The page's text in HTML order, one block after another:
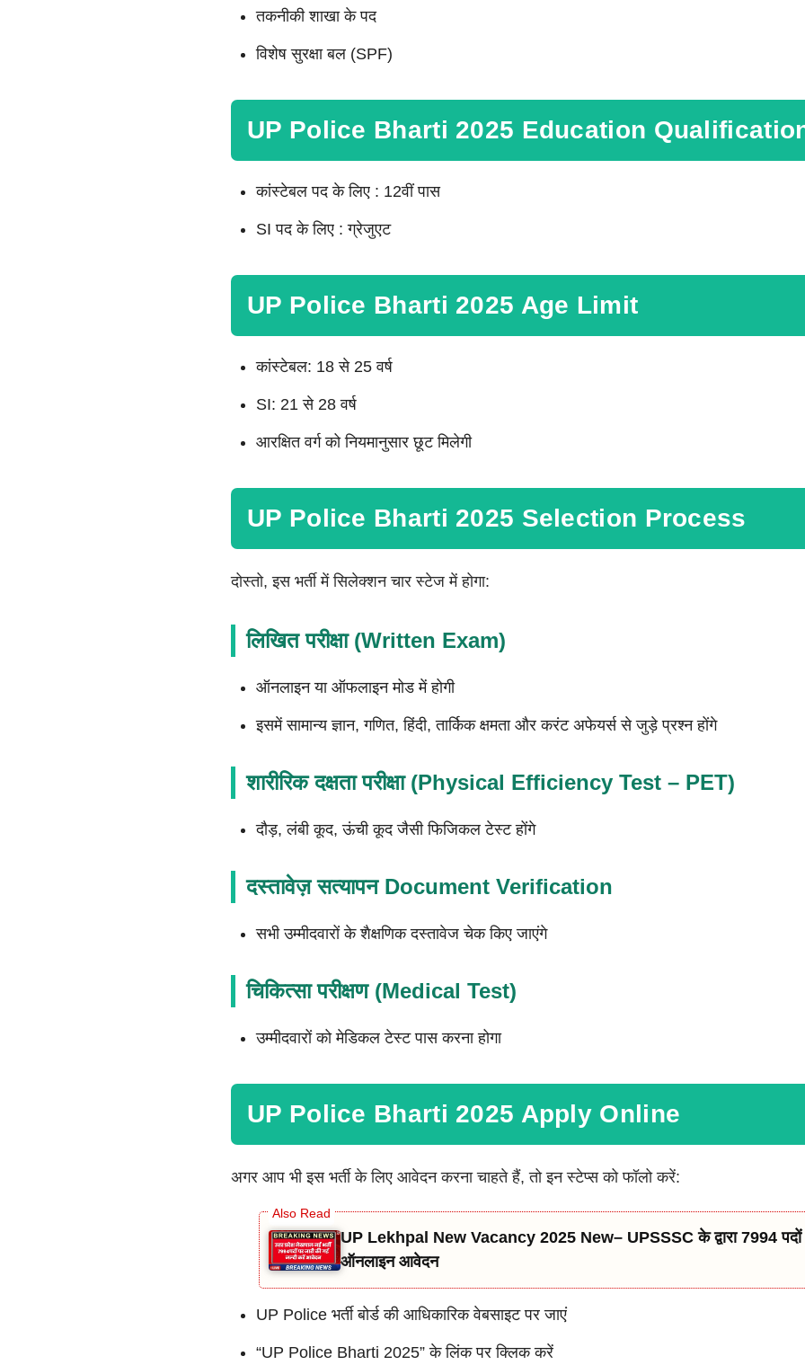
तकनीकी शाखा के पद
विशेष सुरक्षा बल (SPF)
UP Police Bharti 2025 Education
कांस्टेबल पद के लिए : 12वीं पास
SI पद के लिए : ग्रेजुएट
UP Police Bharti 2025 Age Limit
कांस्टेबल: 18 से 25 वर्ष
SI: 21 से 28 वर्ष
आरक्षित वर्ग को नियमानुसार छूट मिलेगी
UP Police Bharti 2025 Selection Process
दोस्तो, इस भर्ती में सिलेक्शन चार स्टेज में होगा:
लिखित परीक्षा (Written Exam)
ऑनलाइन या ऑफलाइन मोड में होगी
इसमें सामान्य ज्ञान, गणित, हिंदी, तार्किक क्षमता और करंट अफेयर्स से जुड़े प्रश्न होंगे
शारीरिक दक्षता परीक्षा (Physical Efficiency Test – PET)
दौड़, लंबी कूद, ऊंची कूद जैसी फिजिकल टेस्ट होंगे
दस्तावेज़ सत्यापन Document Verification
सभी उम्मीदवारों के शैक्षणिक दस्तावेज चेक किए जाएंगे
चिकित्सा परीक्षण (Medical Test)
उम्मीदवारों को मेडिकल टेस्ट पास करना होगा
UP Police Bharti 2025 Apply Online
अगर आप भी इस भर्ती के लिए आवेदन करना चाहते हैं, तो इन स्टेप्स को फॉलो करें:
UP Lekhpal New Vacancy 2025 New– UPSSSC के द्वारा 7994 पदों
ऑनलाइन आवेदन
UP Police भर्ती बोर्ड की आधिकारिक वेबसाइट पर जाएं
“UP Police Bharti 2025” के लिंक पर क्लिक करें